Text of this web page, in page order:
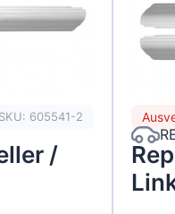
SKU: 605541-2
/